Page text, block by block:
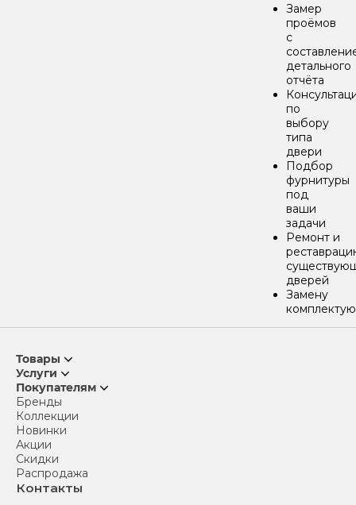
Замер
проёмов
с
детального
отчёта
по
выбору
типа
двери
Подбор
фурнитуры
под
ваши
задачи
Ремонт и
дверей
Замену
Товары
Услуги
Покупателям
Бренды
Коллекции
Новинки
Акции
Скидки
Распродажа
Контакты